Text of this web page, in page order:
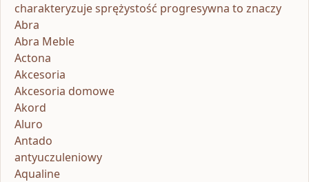
charakteryzuje sprężystość progresywna to znaczy
Abra
Abra Meble
Actona
Akcesoria
Akcesoria domowe
Akord
Aluro
Antado
antyuczuleniowy
Aqualine